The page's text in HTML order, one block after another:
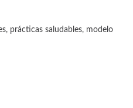
prácticas saludables, modelo